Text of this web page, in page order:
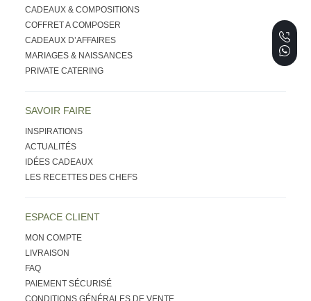
CADEAUX & COMPOSITIONS
COFFRET A COMPOSER
CADEAUX D’AFFAIRES
MARIAGES & NAISSANCES
PRIVATE CATERING
SAVOIR FAIRE
INSPIRATIONS
ACTUALITÉS
IDÉES CADEAUX
LES RECETTES DES CHEFS
ESPACE CLIENT
MON COMPTE
LIVRAISON
FAQ
PAIEMENT SÉCURISÉ
CONDITIONS GÉNÉRALES DE VENTE